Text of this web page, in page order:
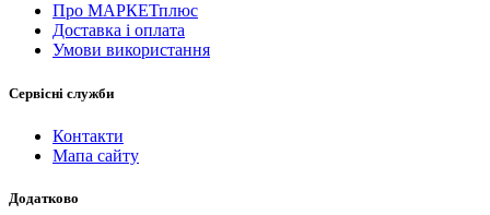
Про МАРКЕТплюс
Доставка і оплата
Умови використання
Сервісні служби
Контакти
Мапа сайту
Додатково